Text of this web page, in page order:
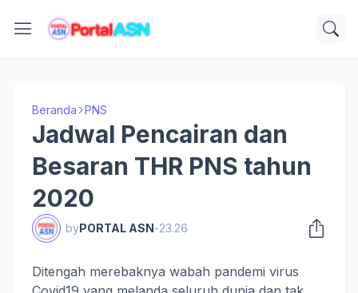
Beranda PNS
Jadwal Pencairan dan
Besaran THR PNS tahun
2020
byPORTAL ASN-23.26
Ditengah merebaknya wabah pandemi virus